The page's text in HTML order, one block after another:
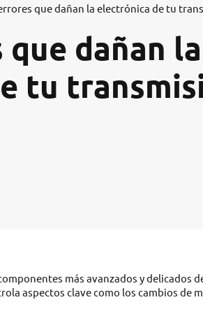
que dañan la electrónica de tu
dañan la
tu
más avanzados y delicados
aspectos clave como los cambios de